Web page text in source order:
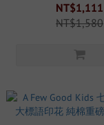
NT$1,111
NT$1,580